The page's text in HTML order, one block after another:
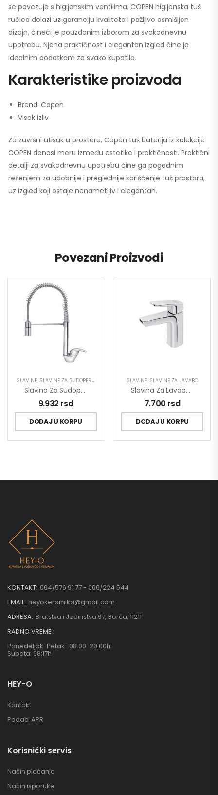
se povezuje s higijenskim ventilima. COPEN higijenska tuš
ručica dolazi uz garanciju kvaliteta i pažljivo osmišljen
dizajn, čineći je pouzdanim izborom za svakodnevnu
upotrebu. Njena praktičnost i elegantan izgled čine je
idealnim dodatkom za svako kupatilo.
Karakteristike proizvoda
Brend: Copen
Visok izliv
Za završni utisak u prostoru, Copen tuš baterija iz kolekcije
COPEN donosi meru između estetike i praktičnosti. Praktični
detalji za svakodnevnu upotrebu čine ga pogodnim
rešenjem za udobnije i preglednije korišćenje tuš prostora,
uz izgled koji ostaje nenametljiv i elegantan.
Povezani Proizvodi
SLAVINE, SLAVINE ZA SUDOPERU
Slavina Za Sudoperu Poluprofesionalna King J388001
9.932 rsd
DODAJ U KORPU
SLAVINE, SLAVINE ZA LAVABO
Slavina Za Lavabo Stolz 130101
7.700 rsd
DODAJ U KORPU
KONTAKT: 064/576 91 77 - 066/224 544
EMAIL: heyokeramika@gmail.com
ADRESA: Bratstva i Jedinstva 97, Borča, 11211
RADNO VREME :
Ponedeljak-Petak : 08:00-20:00h
Subota: 08:17h
HEY-O
Kontakt
Podaci APR
Korisnički servis
Način plaćanja
Način isporuke